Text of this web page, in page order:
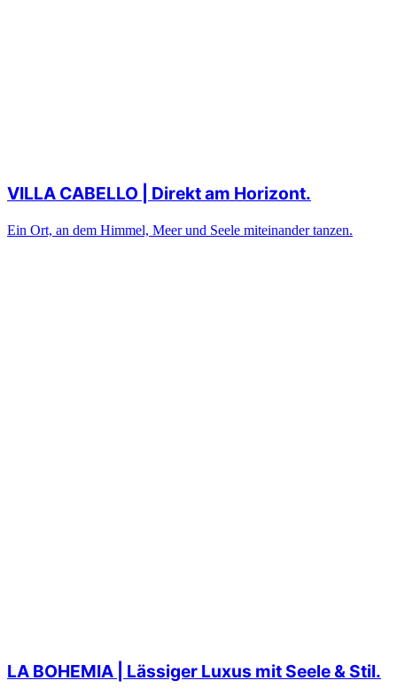
VILLA CABELLO | Direkt am Horizont.
Ein Ort, an dem Himmel, Meer und Seele miteinander tanzen.
LA BOHEMIA | Lässiger Luxus mit Seele & Stil.